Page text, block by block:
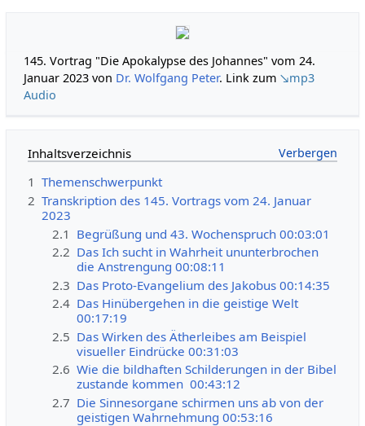
145. Vortrag "Die Apokalypse des Johannes" vom 24.
Januar 2023 von Dr. Wolfgang Peter. Link zum↘mp3
Audio
Inhaltsverzeichnis
1 Themenschwerpunkt
2 Transkription des 145. Vortrags vom 24. Januar
2023
2.1 Begrüßung und 43. Wochenspruch 00:03:01
2.2 Das Ich sucht in Wahrheit ununterbrochen
die Anstrengung 00:08:11
2.3 Das Proto-Evangelium des Jakobus 00:14:35
2.4 Das Hinübergehen in die geistige Welt
00:17:19
2.5 Das Wirken des Ätherleibes am Beispiel
visueller Eindrücke 00:31:03
2.6 Wie die bildhaften Schilderungen in der Bibel
zustande kommen 00:43:12
2.7 Die Sinnesorgane schirmen uns ab von der
geistigen Wahrnehmung 00:53:16